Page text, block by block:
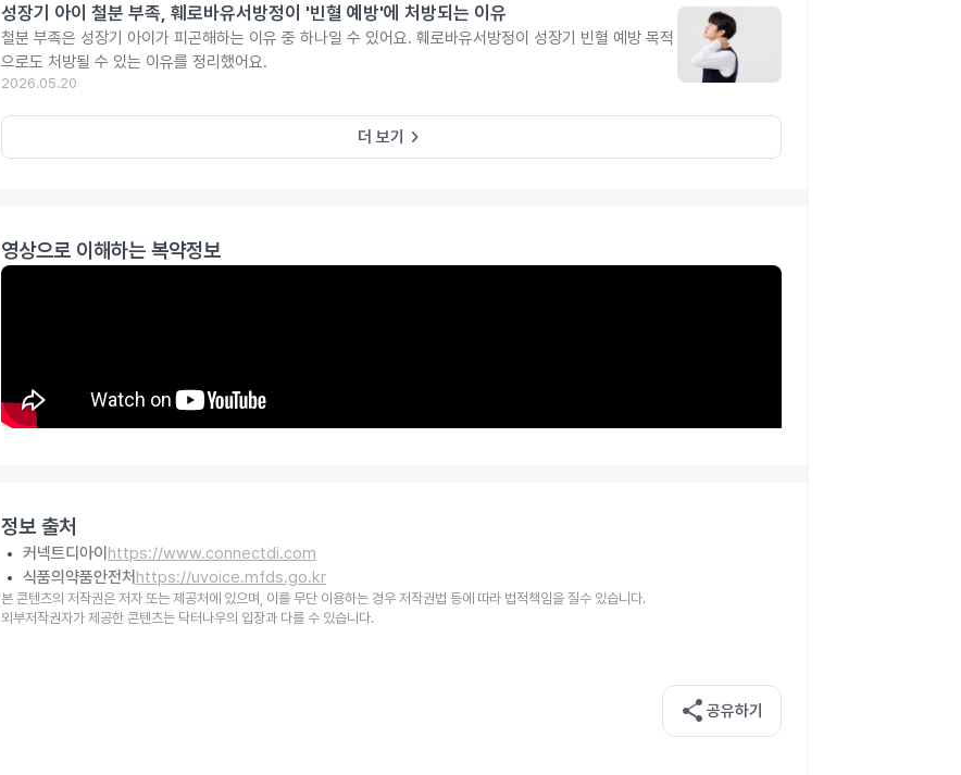
성장기 아이 철분 부족, 훼로바유서방정이 '빈혈 예방'에 처방되는 이유
철분 부족은 성장기 아이가 피곤해하는 이유 중 하나일 수 있어요. 훼로바유서방정이 성장기 빈혈 예방 목적
으로도 처방될 수 있는 이유를 정리했어요.
2026.05.20
더 보기 keyboard_arrow_right
영상으로 이해하는 복약정보
정보 출처
커넥트디아이 https://www.connectdi.com
식품의약품안전처 https://uvoice.mfds.go.kr
본 콘텐츠의 저작권은 저자 또는 제공처에 있으며, 이를 무단 이용하는 경우 저작권법 등에 따라 법적책임을 질수 있습니다.
외부저작권자가 제공한 콘텐츠는 닥터나우의 입장과 다를 수 있습니다.
share 공유하기